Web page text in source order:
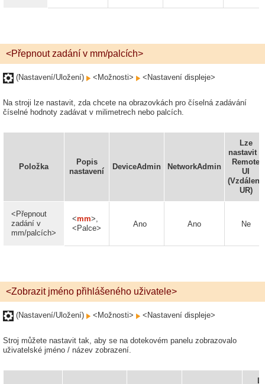
<Přepnout zadání v mm/palcích>
(Nastavení/Uložení) <Možnosti> <Nastavení displeje>
Na stroji lze nastavit, zda chcete na obrazovkách pro číselná zadávání
číselné hodnoty zadávat v milimetrech nebo palcích.
Položka
Popis
nastavení
DeviceAdmin NetworkAdmin
Lze
nastavit v
Remote
UI
(Vzdálené
UR)
<Přepnout
zadání v
mm/palcích>
<mm>,
<Palce>
Ano Ano Ne
<Zobrazit jméno přihlášeného uživatele>
(Nastavení/Uložení) <Možnosti> <Nastavení displeje>
Stroj můžete nastavit tak, aby se na dotekovém panelu zobrazovalo
uživatelské jméno / název zobrazení.